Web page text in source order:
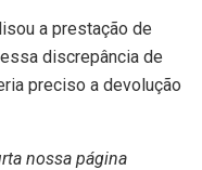
a prestação de
discrepância de
preciso a devolução
nossa página